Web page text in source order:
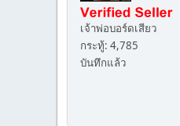
เจ้าพ่อบอร์ดเสียว
กระทู้: 4,785
บันทึกแล้ว